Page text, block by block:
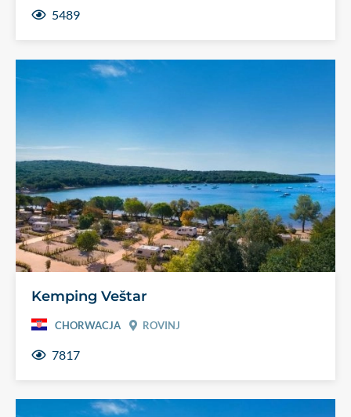
5489
Kemping Veštar
CHORWACJA ROVINJ
7817